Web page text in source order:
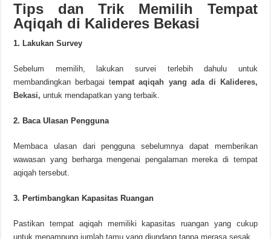
Tips dan Trik Memilih Tempat
Aqiqah di Kalideres Bekasi
1. Lakukan Survey
Sebelum memilih, lakukan survei terlebih dahulu untuk
membandingkan berbagai tempat aqiqah yang ada di Kalideres,
Bekasi, untuk mendapatkan yang terbaik.
2. Baca Ulasan Pengguna
Membaca ulasan dari pengguna sebelumnya dapat memberikan
wawasan yang berharga mengenai pengalaman mereka di tempat
aqiqah tersebut.
3. Pertimbangkan Kapasitas Ruangan
Pastikan tempat aqiqah memiliki kapasitas ruangan yang cukup
untuk menampung jumlah tamu yang diundang tanpa merasa sesak.